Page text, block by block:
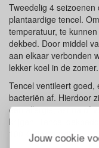
Jouw cookie
Tweedelig 4
plantaardige tencel.
temperatuur, te
dekbed. Door middel
aan elkaar verbonden
lekker koel in de zomer.
Tencel ventileert
bacteriën af. Hierdoor
een allergie, astma of
krijgen. Tencel
100% plantaardig.